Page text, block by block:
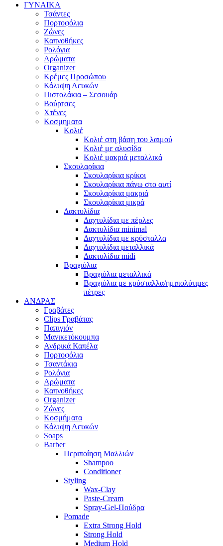
ΓΥΝΑΙΚΑ
Τσάντες
Πορτοφόλια
Ζώνες
Καπνοθήκες
Ρολόγια
Αρώματα
Organizer
Κρέμες Προσώπου
Κάλυψη Λευκών
Πιστολάκια – Σεσουάρ
Βούρτσες
Χτένες
Κοσμηματα
Κολιέ
Κολιέ στη βάση του λαιμού
Κολιέ με αλυσίδα
Κολιέ μακριά μεταλλικά
Σκουλαρίκια
Σκουλαρίκια κρίκοι
Σκουλαρίκια πάνω στο αυτί
Σκουλαρίκια μακριά
Σκουλαρίκια μικρά
Δακτυλίδια
Δαχτυλίδια με πέρλες
Δακτυλίδια minimal
Δαχτυλίδια με κρύσταλλα
Δαχτυλίδια μεταλλικά
Δακτυλίδια midi
Βραχιόλια
Βραχιόλια μεταλλικά
Βραχιόλια με κρύσταλλα/ημιπολύτιμες
πέτρες
ΑΝΔΡΑΣ
Γραβάτες
Clips Γραβάτας
Παπιγιόν
Μανικετόκουμπα
Ανδρικά Καπέλα
Πορτοφόλια
Τσαντάκια
Ρολόγια
Αρώματα
Καπνοθήκες
Organizer
Ζώνες
Κοσμήματα
Κάλυψη Λευκών
Soaps
Barber
Περιποίηση Μαλλιών
Shampoo
Conditioner
Styling
Wax-Clay
Paste-Cream
Spray-Gel-Πούδρα
Pomade
Extra Strong Hold
Strong Hold
Medium Hold